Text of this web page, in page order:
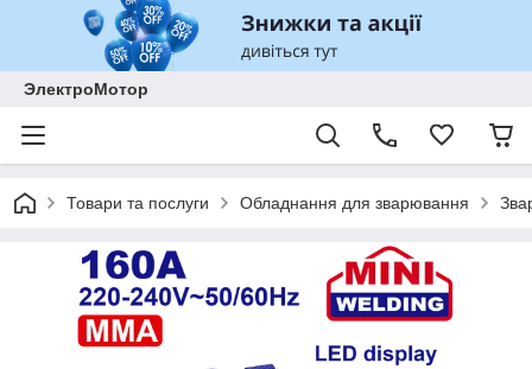
ЭлектроМотор
Товари та послуги Обладнання для зварювання